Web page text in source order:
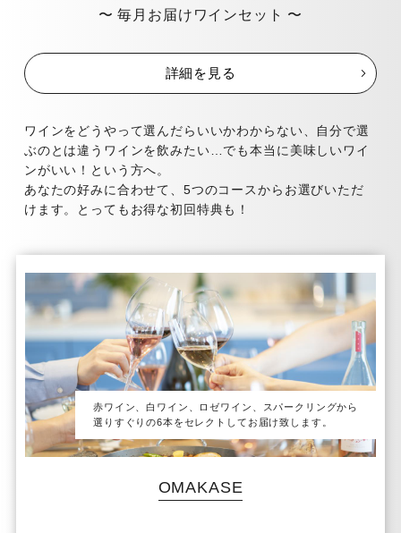
〜 毎月お届けワインセット 〜
詳細を見る
ワインをどうやって選んだらいいかわからない、自分で選
ぶのとは違うワインを飲みたい…でも本当に美味しいワイ
ンがいい！という方へ。
あなたの好みに合わせて、5つのコースからお選びいただ
けます。とってもお得な初回特典も！
赤ワイン、白ワイン、ロゼワイン、スパークリングから
選りすぐりの6本をセレクトしてお届け致します。
OMAKASE